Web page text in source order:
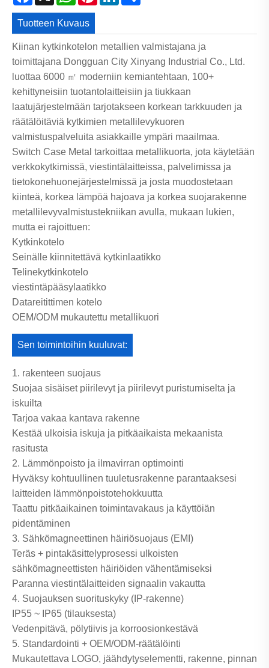
Tuotteen Kuvaus
Kiinan kytkinkotelon metallien valmistajana ja
toimittajana Dongguan City Xinyang Industrial Co., Ltd.
luottaa 6000 ㎡ moderniin kemiantehtaan, 100+
kehittyneisiin tuotantolaitteisiin ja tiukkaan
laatujärjestelmään tarjotakseen korkean tarkkuuden ja
räätälöitäviä kytkimien metallilevykuoren
valmistuspalveluita asiakkaille ympäri maailmaa.
Switch Case Metal tarkoittaa metallikuorta, jota käytetään
verkkokytkimissä, viestintälaitteissa, palvelimissa ja
tietokonehuonejärjestelmissä ja josta muodostetaan
kiinteä, korkea lämpöä hajoava ja korkea suojarakenne
metallilevyvalmistustekniikan avulla, mukaan lukien,
mutta ei rajoittuen:
Kytkinkotelo
Seinälle kiinnitettävä kytkinlaatikko
Telinekytkinkotelo
viestintäpääsylaatikko
Datareitittimen kotelo
OEM/ODM mukautettu metallikuori
Sen toimintoihin kuuluvat:
1. rakenteen suojaus
Suojaa sisäiset piirilevyt ja piirilevyt puristumiselta ja
iskuilta
Tarjoa vakaa kantava rakenne
Kestää ulkoisia iskuja ja pitkäaikaista mekaanista
rasitusta
2. Lämmönpoisto ja ilmavirran optimointi
Hyväksy kohtuullinen tuuletusrakenne parantaaksesi
laitteiden lämmönpoistotehokkuutta
Taattu pitkäaikainen toimintavakaus ja käyttöiän
pidentäminen
3. Sähkömagneettinen häiriösuojaus (EMI)
Teräs + pintakäsittelyprosessi ulkoisten
sähkömagneettisten häiriöiden vähentämiseksi
Paranna viestintälaitteiden signaalin vakautta
4. Suojauksen suorituskyky (IP-rakenne)
IP55 ~ IP65 (tilauksesta)
Vedenpitävä, pölytiivis ja korroosionkestävä
5. Standardointi + OEM/ODM-räätälöinti
Mukautettava LOGO, jäähdytyselementti, rakenne, pinnan